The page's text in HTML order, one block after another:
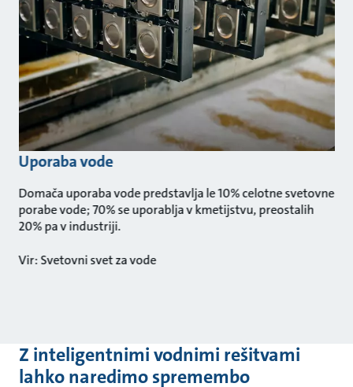
Uporaba vode
Domača uporaba vode predstavlja le 10% celotne svetovne
porabe vode; 70% se uporablja v kmetijstvu, preostalih
20% pa v industriji.
Vir: Svetovni svet za vode
Z inteligentnimi vodnimi rešitvami
lahko naredimo spremembo